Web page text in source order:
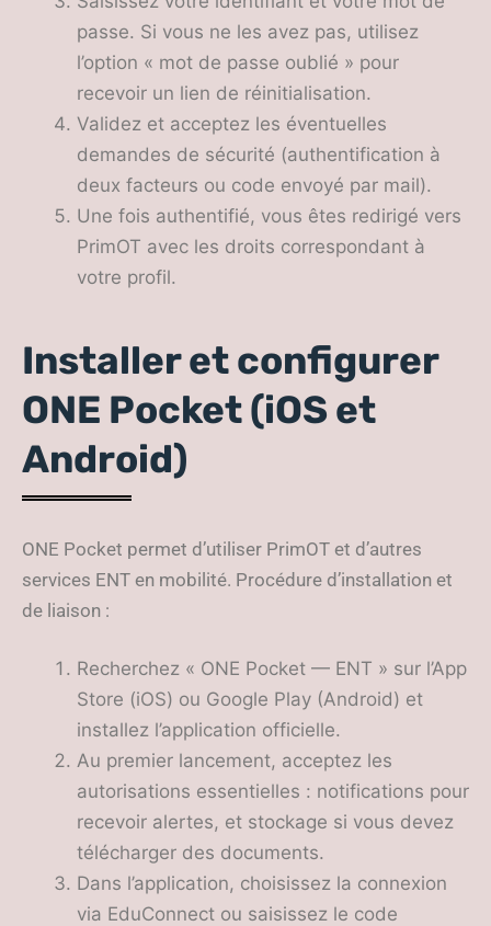
passe. Si vous ne les avez pas, utilisez
l’option « mot de passe oublié » pour
recevoir un lien de réinitialisation.
Validez et acceptez les éventuelles
demandes de sécurité (authentification à
deux facteurs ou code envoyé par mail).
Une fois authentifié, vous êtes redirigé vers
PrimOT avec les droits correspondant à
votre profil.
Installer et configurer
ONE Pocket (iOS et
Android)
ONE Pocket permet d’utiliser PrimOT et d’autres
services ENT en mobilité. Procédure d’installation et
de liaison :
Recherchez « ONE Pocket — ENT » sur l’App
Store (iOS) ou Google Play (Android) et
installez l’application officielle.
Au premier lancement, acceptez les
autorisations essentielles : notifications pour
recevoir alertes, et stockage si vous devez
télécharger des documents.
Dans l’application, choisissez la connexion
via EduConnect ou saisissez le code